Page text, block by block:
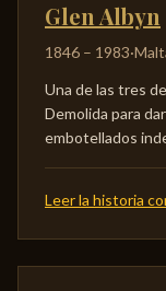
Glen Albyn
1846 – 1983·
Una de las tres
Demolida para
embotellados
Leer la historia